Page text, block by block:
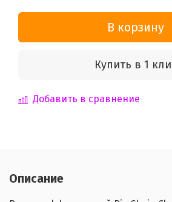
В корзину
Купить в 1
Добавить в сравнение
Описание